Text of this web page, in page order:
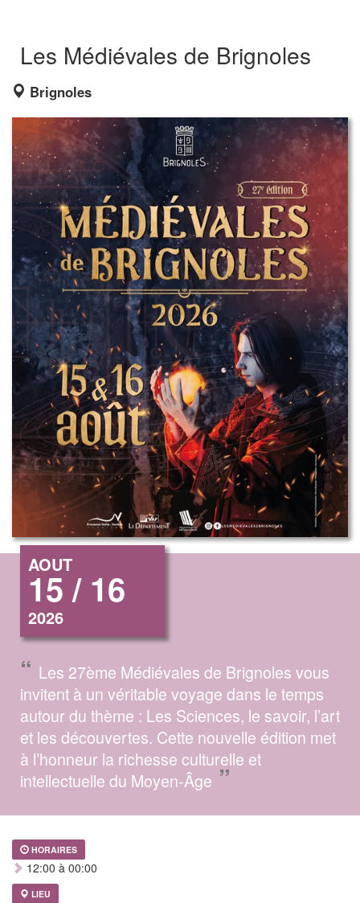
Les Médiévales de Brignoles
Brignoles
AOUT
15 / 16
2026
“ Les 27ème Médiévales de Brignoles vous
invitent à un véritable voyage dans le temps
autour du thème : Les Sciences, le savoir, l’art
et les découvertes. Cette nouvelle édition met
à l’honneur la richesse culturelle et
intellectuelle du Moyen-Âge ”
HORAIRES
12:00 à 00:00
LIEU